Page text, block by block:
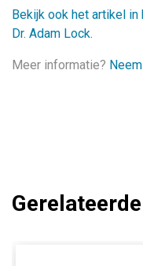
Bekijk ook het artikel
Dr. Adam Lock.
Meer informatie?